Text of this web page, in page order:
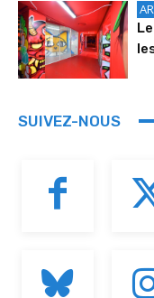
SUIVEZ-NOUS